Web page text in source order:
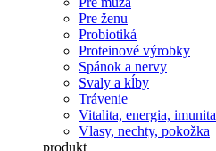
Pre ženu
Probiotiká
Proteinové výrobky
Spánok a nervy
Svaly a kĺby
Trávenie
Vitalita, energia, imunita
Vlasy, nechty, pokožka
produkt